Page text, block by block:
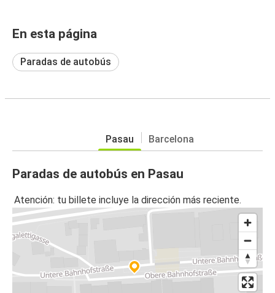
En esta página
Paradas de autobús
Pasau Barcelona
Paradas de autobús en Pasau
Atención: tu billete incluye la dirección más reciente.